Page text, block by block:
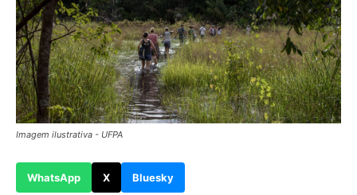
Imagem ilustrativa - UFPA
WhatsApp X Bluesky